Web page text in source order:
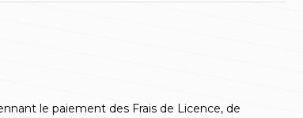
le paiement des Frais de Licence, de